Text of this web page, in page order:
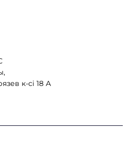
к-сі 18 А